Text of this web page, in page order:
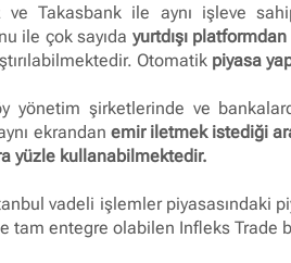
ve Takasbank ile aynı işleve
ile çok sayıda yurtdışı
Otomatik piyasa
yönetim şirketlerinde ve
ekrandan emir iletmek istediği
yüzle kullanabilmektedir.
vadeli işlemler piyasasındaki
tam entegre olabilen Infleks Trade